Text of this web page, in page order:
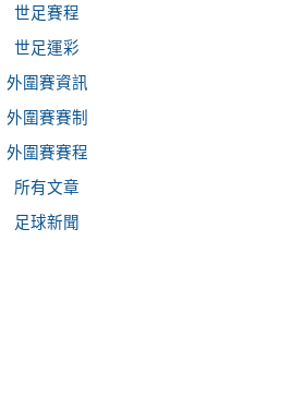
世足賽程
世足運彩
外圍賽資訊
外圍賽賽制
外圍賽賽程
所有文章
足球新聞